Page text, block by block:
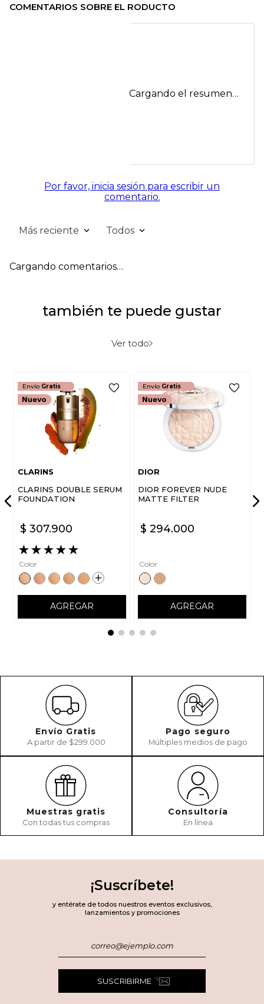
COMENTARIOS SOBRE EL RODUCTO
Cargando el resumen…
Por favor, inicia sesión para escribir un
comentario.
Más reciente Todos
Cargando comentarios…
también te puede gustar
Ver todo
Envío Gratis
CLARINS
CLARINS DOUBLE SERUM
FOUNDATION
$ 307.900
★★★★★
Color
AGREGAR
Envío Gratis
DIOR
DIOR FOREVER NUDE
MATTE FILTER
$ 294.000
Color
AGREGAR
Envío Gratis
A partir de $299.000
Pago seguro
Múltiples medios de pago
Muestras gratis
Con todas tus compras
Consultoría
En línea
¡Suscríbete!
y entérate de todos nuestros eventos exclusivos,
lanzamientos y promociones
SUSCRIBIRME